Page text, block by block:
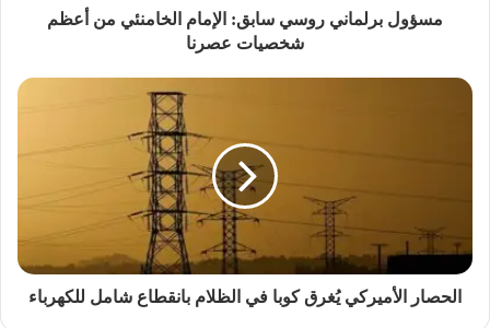
مسؤول برلماني روسي سابق: الإمام الخامنئي من أعظم
شخصيات عصرنا
الحصار الأميركي يُغرق كوبا في الظلام بانقطاع شامل للكهرباء